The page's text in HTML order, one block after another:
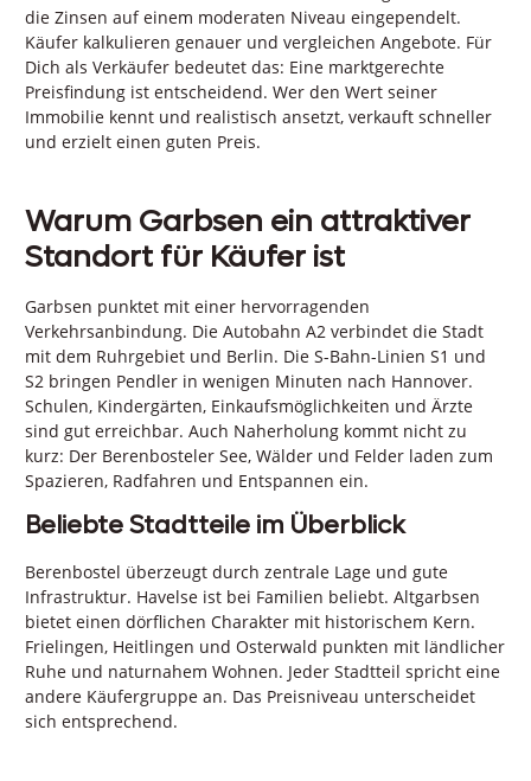
die Zinsen auf einem moderaten Niveau eingependelt.
Käufer kalkulieren genauer und vergleichen Angebote. Für
Dich als Verkäufer bedeutet das: Eine marktgerechte
Preisfindung ist entscheidend. Wer den Wert seiner
Immobilie kennt und realistisch ansetzt, verkauft schneller
und erzielt einen guten Preis.
Warum Garbsen ein attraktiver
Standort für Käufer ist
Garbsen punktet mit einer hervorragenden
Verkehrsanbindung. Die Autobahn A2 verbindet die Stadt
mit dem Ruhrgebiet und Berlin. Die S-Bahn-Linien S1 und
S2 bringen Pendler in wenigen Minuten nach Hannover.
Schulen, Kindergärten, Einkaufsmöglichkeiten und Ärzte
sind gut erreichbar. Auch Naherholung kommt nicht zu
kurz: Der Berenbosteler See, Wälder und Felder laden zum
Spazieren, Radfahren und Entspannen ein.
Beliebte Stadtteile im Überblick
Berenbostel überzeugt durch zentrale Lage und gute
Infrastruktur. Havelse ist bei Familien beliebt. Altgarbsen
bietet einen dörflichen Charakter mit historischem Kern.
Frielingen, Heitlingen und Osterwald punkten mit ländlicher
Ruhe und naturnahem Wohnen. Jeder Stadtteil spricht eine
andere Käufergruppe an. Das Preisniveau unterscheidet
sich entsprechend.